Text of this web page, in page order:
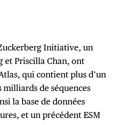
Initiative, un
et Priscilla Chan, ont
qui contient plus d’un
de séquences
la base de données
et un précédent ESM